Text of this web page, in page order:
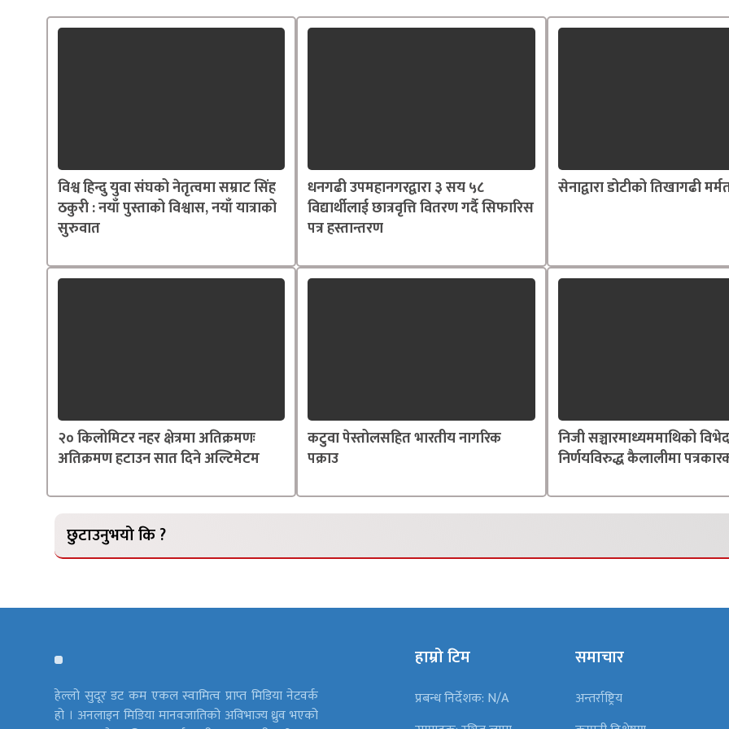
विश्व हिन्दु युवा संघको नेतृत्वमा सम्राट सिंह
ठकुरी : नयाँ पुस्ताको विश्वास, नयाँ यात्राको
सुरुवात
धनगढी उपमहानगरद्वारा ३ सय ५८
विद्यार्थीलाई छात्रवृत्ति वितरण गर्दै सिफारिस
पत्र हस्तान्तरण
सेनाद्वारा डोटीको तिखागढी
२० किलोमिटर नहर क्षेत्रमा अतिक्रमणः
अतिक्रमण हटाउन सात दिने अल्टिमेटम
कटुवा पेस्तोलसहित भारतीय नागरिक
पक्राउ
निजी सञ्चारमाध्यममाथिको
निर्णयविरुद्ध कैलालीमा
छुटाउनुभयो कि ?
हेल्लो सुदूर डट कम एकल स्वामित्व प्राप्त मिडिया नेटवर्क
हो । अनलाइन मिडिया मानवजातिको अविभाज्य ध्रुव भएको
हाम्रो टिम
प्रबन्ध निर्देशक: N/A
समाचार
अन्तर्राष्ट्रिय